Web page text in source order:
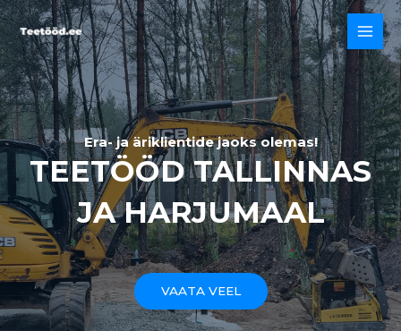
Skip
to
content
Era- ja äriklientide jaoks olemas!
TEETÖÖD TALLINNAS
JA HARJUMAAL
VAATA VEEL